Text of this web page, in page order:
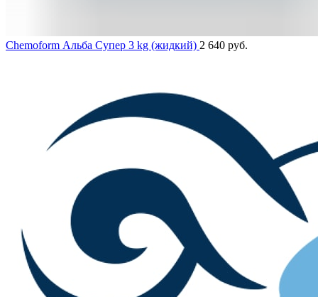
Chemoform Альба Супер 3 kg (жидкий) 2 640 руб.